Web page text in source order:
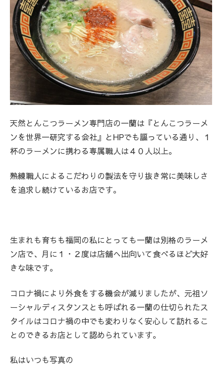
天然とんこつラーメン専門店の一蘭は『とんこつラーメ
ンを世界一研究する会社』とHPでも謳っている通り、１
杯のラーメンに携わる専属職人は４０人以上。
熟練職人によるこだわりの製法を守り抜き常に美味しさ
を追求し続けているお店です。
生まれも育ちも福岡の私にとっても一蘭は別格のラーメ
ン店で、月に１・２度は店舗へ出向いて食べるほど大好
きな味です。
コロナ禍により外食をする機会が減りましたが、元祖ソ
ーシャルディスタンスとも呼ばれる一蘭の仕切られたス
タイルはコロナ禍の中でも変わりなく安心して訪れるこ
とのできるお店として認められています。
私はいつも写真の